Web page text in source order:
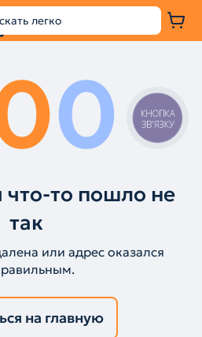
0
то пошло не
так
или адрес оказался
на главную
КНОПКА
ЗВ'ЯЗКУ